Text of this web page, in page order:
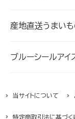
Tシャツ
産地直送うまいも
海産物
ブルーシールアイ
当サイトについて
特定商取引法に基づく